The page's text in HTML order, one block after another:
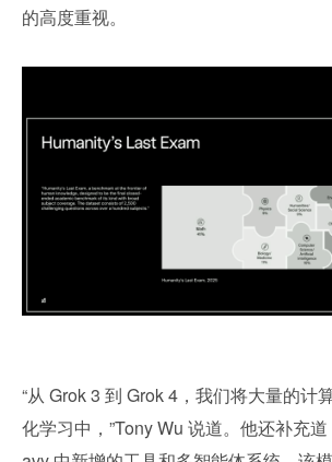
的高度重视。
“从 Grok 3 到 Grok 4，我们将大量的计
化学习中，”Tony Wu 说道。他还补充